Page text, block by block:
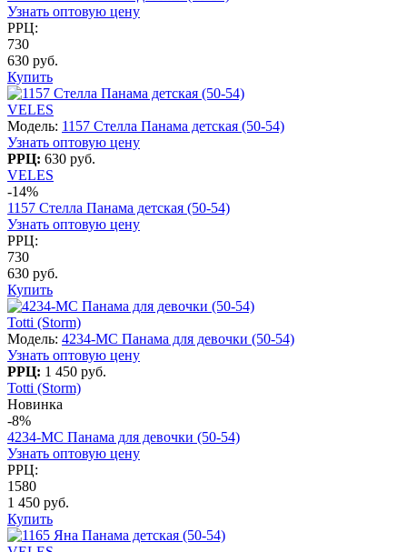
Узнать оптовую цену
РРЦ:
730
630 руб.
Купить
VELES
Модель: 1157 Стелла Панама детская (50-54)
Узнать оптовую цену
РРЦ: 630 руб.
VELES
-14%
1157 Стелла Панама детская (50-54)
Узнать оптовую цену
РРЦ:
730
630 руб.
Купить
Totti (Storm)
Модель: 4234-МC Панама для девочки (50-54)
Узнать оптовую цену
РРЦ: 1 450 руб.
Totti (Storm)
Новинка
-8%
4234-МC Панама для девочки (50-54)
Узнать оптовую цену
РРЦ:
1580
1 450 руб.
Купить